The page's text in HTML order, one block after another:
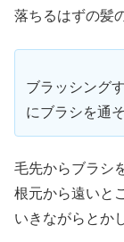
落ちるはずの髪
ブラッシング
にブラシを通
毛先からブラシ
根元から遠いと
いきながらとか